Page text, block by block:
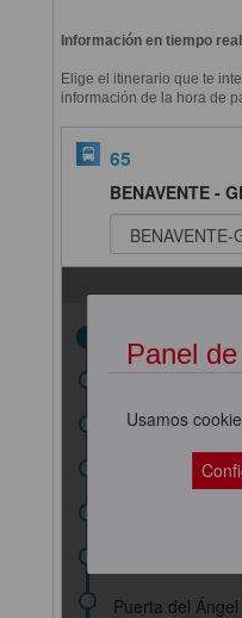
Información en tiempo real
Elige el itinerario que te
información de la hora de